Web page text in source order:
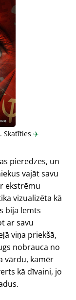
Skatīties ✈️
pieredzes, un
vajāt savu
ekstrēmu
vizualizēta kā
bija lemts
ar savu
viņa priekšā,
nobrauca no
vārdu, kamēr
kā dīvaini, jo